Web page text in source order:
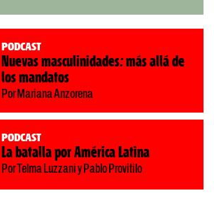
Podcast
Nuevas masculinidades: más allá de
los mandatos
Por Mariana Anzorena
Podcast
La batalla por América Latina
Por Telma Luzzani y Pablo Provitilo